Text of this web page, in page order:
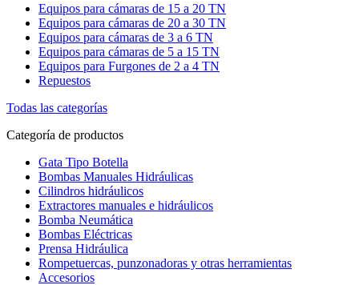
Equipos para cámaras de 15 a 20 TN
Equipos para cámaras de 20 a 30 TN
Equipos para cámaras de 3 a 6 TN
Equipos para cámaras de 5 a 15 TN
Equipos para Furgones de 2 a 4 TN
Repuestos
Todas las categorías
Categoría de productos
Gata Tipo Botella
Bombas Manuales Hidráulicas
Cilindros hidráulicos
Extractores manuales e hidráulicos
Bomba Neumática
Bombas Eléctricas
Prensa Hidráulica
Rompetuercas, punzonadoras y otras herramientas
Accesorios